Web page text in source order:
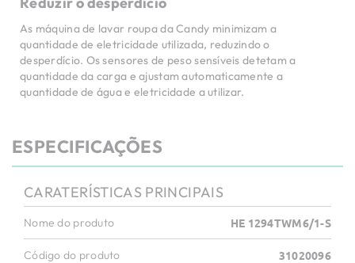
As máquina de lavar roupa da Candy minimizam a
quantidade de eletricidade utilizada, reduzindo o
desperdício. Os sensores de peso sensíveis detetam a
quantidade da carga e ajustam automaticamente a
quantidade de água e eletricidade a utilizar.
ESPECIFICAÇÕES
CARATERÍSTICAS PRINCIPAIS
Nome do produto HE 1294TWM6/1-S
Código do produto 31020096